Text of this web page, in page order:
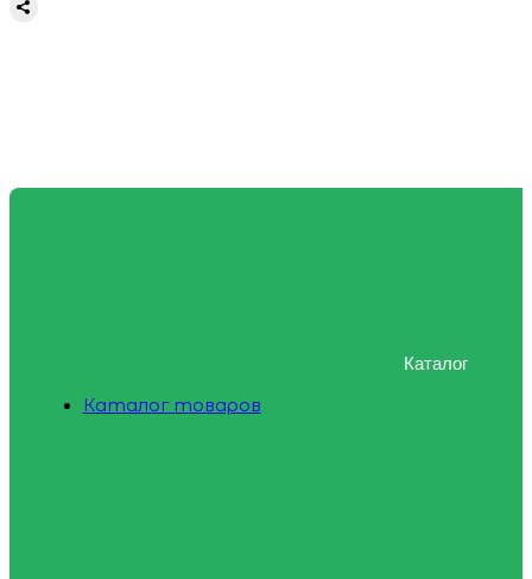
Каталог
Каталог товаров